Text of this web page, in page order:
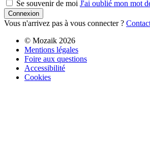
Se souvenir de moi J'ai oublié mon mot
Connexion
Vous n'arrivez pas à vous connecter ?
© Mozaik 2026
Mentions légales
Foire aux questions
Accessibilité
Cookies